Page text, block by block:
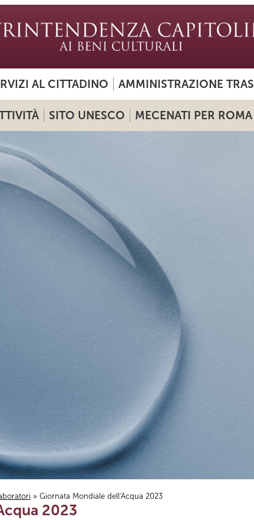
AL CITTADINO AMMINISTRAZIONE
SITO UNESCO MECENATI PER ROMA
» Giornata Mondiale dell'Acqua 2023
2023